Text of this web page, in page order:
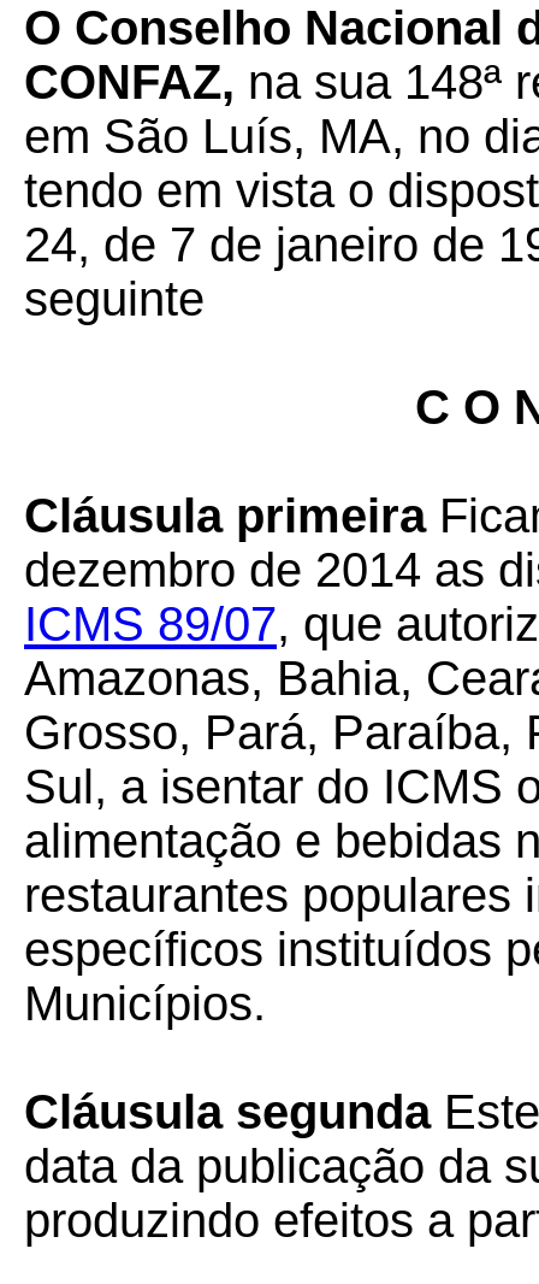
O Conselho Nacional
CONFAZ, na sua 148ª
em São Luís, MA, no
tendo em vista o
24, de 7 de janeiro de
seguinte
C O
Cláusula primeira
dezembro de 2014 as
ICMS 89/07, que
Amazonas, Bahia,
Grosso, Pará, Paraíba,
Sul, a isentar do ICMS
alimentação e bebidas
restaurantes populares
específicos instituídos
Municípios.
Cláusula segunda
data da publicação da
produzindo efeitos a